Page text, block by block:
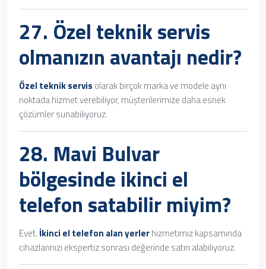
27. Özel teknik servis
olmanızın avantajı nedir?
Özel teknik servis olarak birçok marka ve modele aynı
noktada hizmet verebiliyor, müşterilerimize daha esnek
çözümler sunabiliyoruz.
28. Mavi Bulvar
bölgesinde ikinci el
telefon satabilir miyim?
Evet. İkinci el telefon alan yerlerhizmetimiz kapsamında
cihazlarınızı ekspertiz sonrası değerinde satın alabiliyoruz.